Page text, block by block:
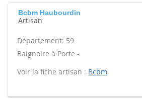
Bcbm Haubourdin
Artisan
Département: 59
Baignoire à Porte -
Voir la fiche artisan : Bcbm